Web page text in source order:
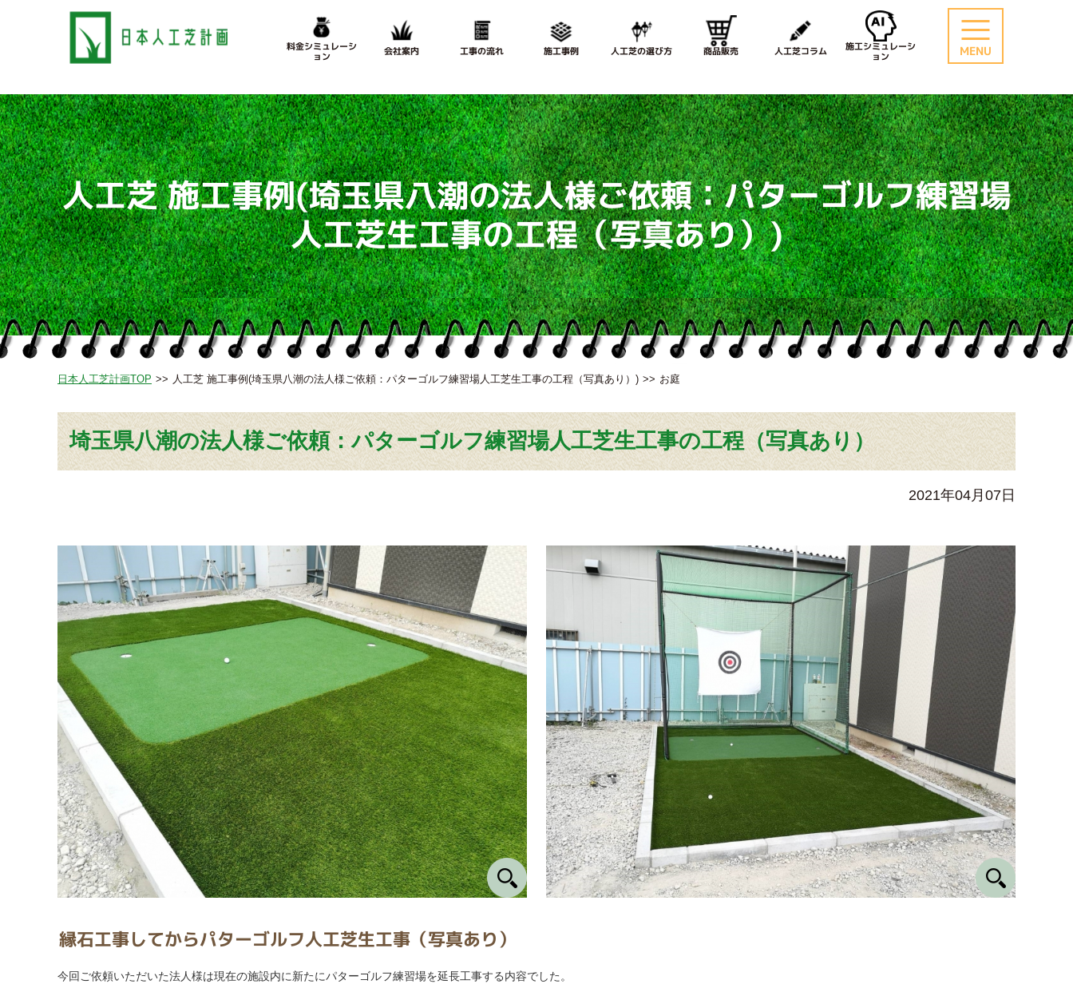
料金シミュレーシ
ョン
会社案内 工事の流れ 施工事例 人工芝の選び方 商品販売 人工芝コラム
施工シミュレーシ
ョン
MENU
人工芝 施工事例(埼玉県八潮の法人様ご依頼：パターゴルフ練習場
人工芝生工事の工程（写真あり）)
日本人工芝計画TOP 人工芝 施工事例(埼玉県八潮の法人様ご依頼：パターゴルフ練習場人工芝生工事の工程（写真あり）) お庭
埼玉県八潮の法人様ご依頼：パターゴルフ練習場人工芝生工事の工程（写真あり）
2021年04月07日
縁石工事してからパターゴルフ人工芝生工事（写真あり）
今回ご依頼いただいた法人様は現在の施設内に新たにパターゴルフ練習場を延長工事する内容でした。